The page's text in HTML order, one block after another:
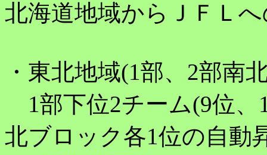
北海道地域からＪＦＬ
・東北地域(1部、2部南
1部下位2チーム(9位、
北ブロック各1位の自動